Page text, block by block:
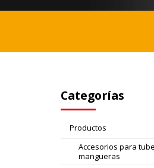
Categorías
Productos
Accesorios para
mangueras